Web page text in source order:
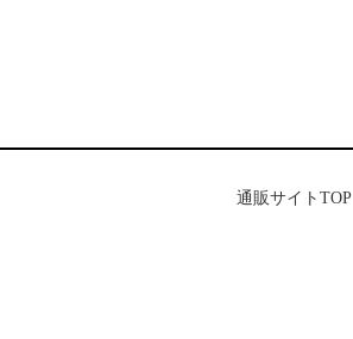
通販サイトTOP